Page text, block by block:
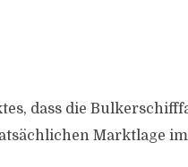
dass die
Marktlage